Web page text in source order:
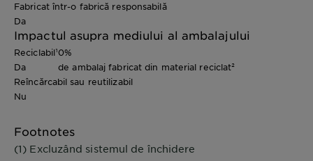
Fabricat într-o fabrică responsabilă
Da
Impactul asupra mediului al ambalajului
Reciclabil¹
Da
0%
de ambalaj fabricat din material reciclat²
Reîncărcabil sau reutilizabil
Nu
Footnotes
(1) Excluzând sistemul de închidere